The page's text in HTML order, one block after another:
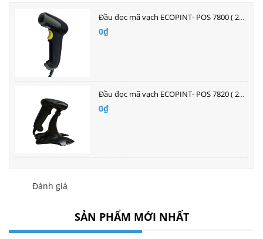
Đầu đọc mã vạch ECOPINT- POS 7800 ( 2D - Đa Tia )
0₫
Đầu đọc mã vạch ECOPINT- POS 7820 ( 2D - Đa Tia )
0₫
Đánh giá
SẢN PHẨM MỚI NHẤT